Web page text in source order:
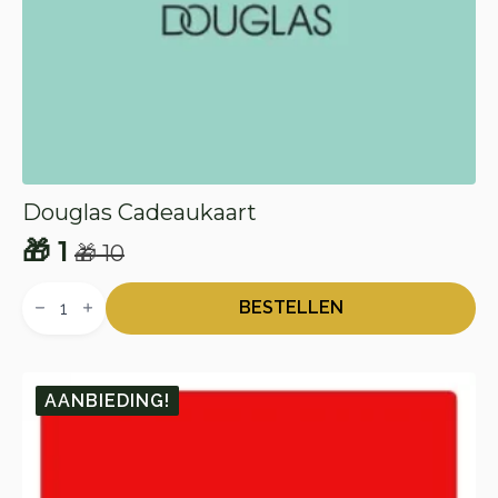
Douglas Cadeaukaart
🎁10
Oorspronkelijke
prijs
🎁 1
Huidige
prijs
Cadeaukaart
BESTELLEN
AANBIEDING!